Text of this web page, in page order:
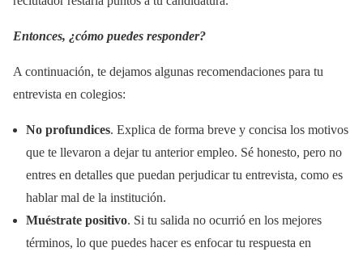
Entonces, ¿cómo puedes responder?
A continuación, te dejamos algunas recomendaciones para tu
entrevista en colegios:
No profundices. Explica de forma breve y concisa los motivos
que te llevaron a dejar tu anterior empleo. Sé honesto, pero no
entres en detalles que puedan perjudicar tu entrevista, como es
hablar mal de la institución.
Muéstrate positivo. Si tu salida no ocurrió en los mejores
términos, lo que puedes hacer es enfocar tu respuesta en